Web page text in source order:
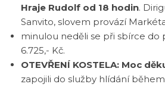
Hraje Rudolf od 18 hodin.
Sanvito, slovem provází
minulou neděli se při sbírce do
6.725,- Kč.
OTEVŘENÍ KOSTELA: Moc
zapojili do služby hlídání